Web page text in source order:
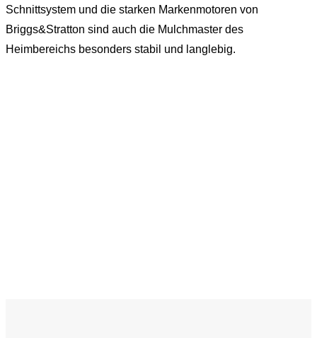
Schnittsystem und die starken Markenmotoren von
Briggs&Stratton sind auch die Mulchmaster des
Heimbereichs besonders stabil und langlebig.